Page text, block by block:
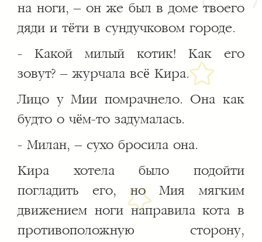
на ноги, – он же был в доме твоего
дяди и тёти в сундучковом городе.
- Какой милый котик! Как его
зовут? – журчала всё Кира.
Лицо у Мии помрачнело. Она как
будто о чём-то задумалась.
- Милан, – сухо бросила она.
Кира хотела было подойти
погладить его, но Мия мягким
движением ноги направила кота в
противоположную сторону,